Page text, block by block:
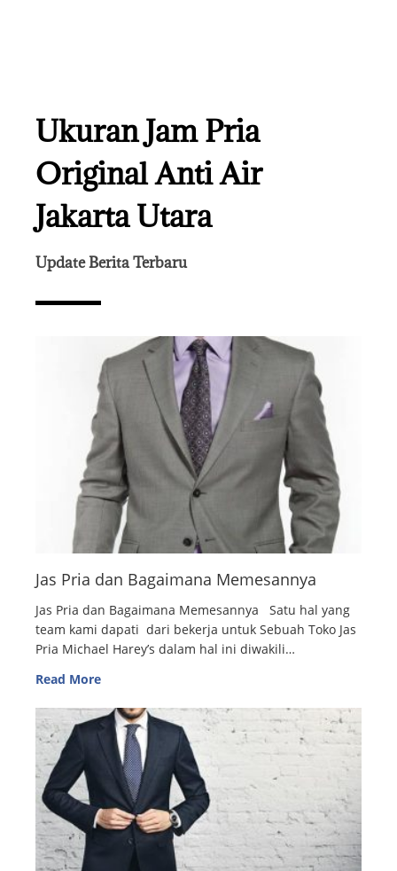
Ukuran Jam Pria
Original Anti Air
Jakarta Utara
Update Berita Terbaru
Jas Pria dan Bagaimana Memesannya
Jas Pria dan Bagaimana Memesannya Satu hal yang
team kami dapati dari bekerja untuk Sebuah Toko Jas
Pria Michael Harey’s dalam hal ini diwakili…
Read More